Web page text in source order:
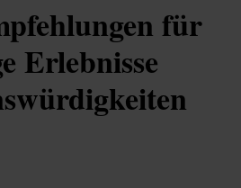
für
Erlebnisse